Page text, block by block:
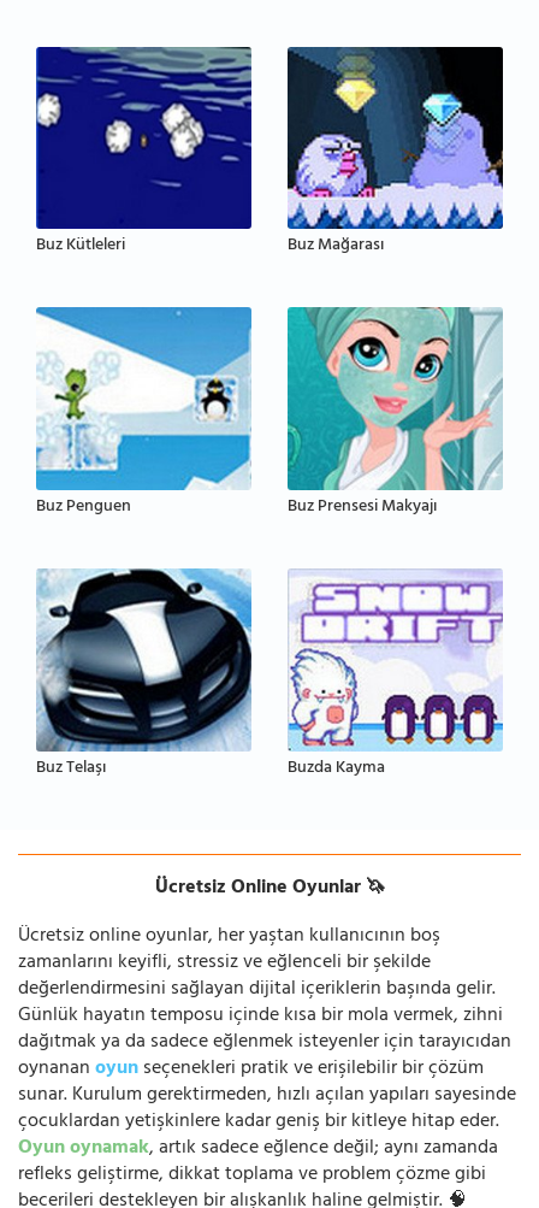
Buz Kütleleri Buz Mağarası
Buz Penguen Buz Prensesi Makyajı
Buz Telaşı Buzda Kayma
Ücretsiz Online Oyunlar 🦄
Ücretsiz online oyunlar, her yaştan kullanıcının boş
zamanlarını keyifli, stressiz ve eğlenceli bir şekilde
değerlendirmesini sağlayan dijital içeriklerin başında gelir.
Günlük hayatın temposu içinde kısa bir mola vermek, zihni
dağıtmak ya da sadece eğlenmek isteyenler için tarayıcıdan
oynananoyunseçenekleri pratik ve erişilebilir bir çözüm
sunar. Kurulum gerektirmeden, hızlı açılan yapıları sayesinde
çocuklardan yetişkinlere kadar geniş bir kitleye hitap eder.
Oyun oynamak, artık sadece eğlence değil; aynı zamanda
refleks geliştirme, dikkat toplama ve problem çözme gibi